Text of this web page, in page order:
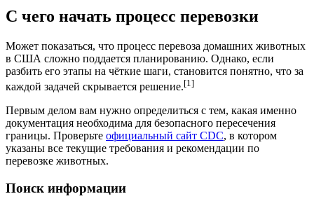
С чего начать процесс перевозки
Может показаться, что процесс перевоза домашних животных
в США сложно поддается планированию. Однако, если
разбить его этапы на чёткие шаги, становится понятно, что за
каждой задачей скрывается решение.[1]
Первым делом вам нужно определиться с тем, какая именно
документация необходима для безопасного пересечения
границы. Проверьте официальный сайт CDC, в котором
указаны все текущие требования и рекомендации по
перевозке животных.
Поиск информации